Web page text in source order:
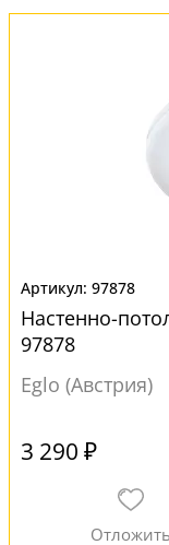
97878
Настенно-
97878
Eglo (Австрия)
3 290 ₽